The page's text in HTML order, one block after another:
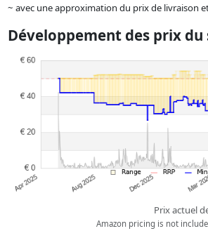
~ avec une approximation du prix de livraison
Les prix et la disponibilité peuvent avoir changé
à jour. L'ordre est purement basé sur le prix, la
partenaires n'a aucune influence sur celui-ci. Ce
Développement des prix du
Prix actuel
Amazon pricing is not